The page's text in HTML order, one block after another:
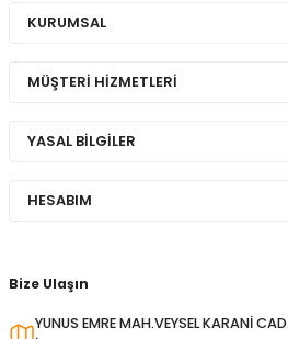
Bize Ulaşın
YUNUS EMRE MAH.VEYSEL KARANİ
KURUMSAL
MÜŞTERİ HİZMETLERİ
YASAL BİLGİLER
HESABIM